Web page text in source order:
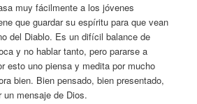
muy fácilmente a los jóvenes
que guardar su espíritu para que vean
del Diablo. Es un difícil balance de
y no hablar tanto, pero pararse a
esto uno piensa y medita por mucho
bien. Bien pensado, bien presentado,
un mensaje de Dios.